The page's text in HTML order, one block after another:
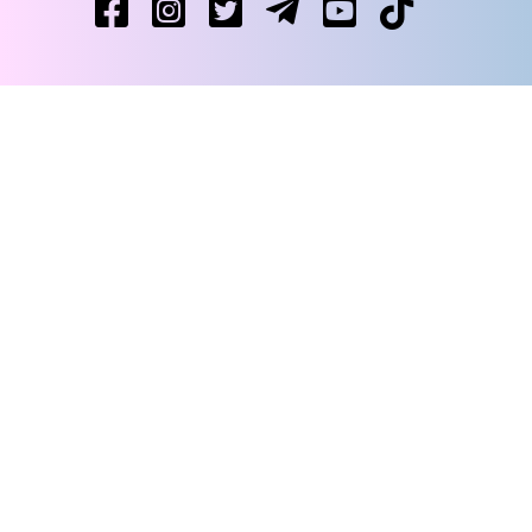
Уся правда про гіг-контракти — і ні слова
Стартує ІІІ Всеукраїнський молодіжний